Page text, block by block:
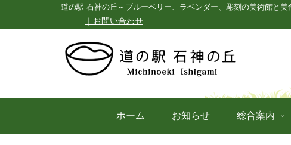
道の駅 石神の丘～ブルーベリー、ラベンダー、彫刻の美術館と
｜お問い合わせ
ホーム お知らせ 総合案内